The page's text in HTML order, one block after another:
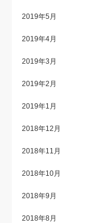
2019年5月
2019年4月
2019年3月
2019年2月
2019年1月
2018年12月
2018年11月
2018年10月
2018年9月
2018年8月